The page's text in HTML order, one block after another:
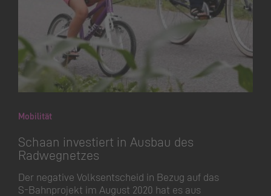
Mobilität
Schaan investiert in Ausbau des
Radwegnetzes
Der negative Volksentscheid in Bezug auf das
S-Bahnprojekt im August 2020 hat es aus